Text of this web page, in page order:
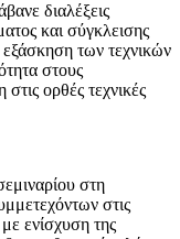
διαλέξεις
και σύγκλεισης
των τεχνικών
στους
ορθές τεχνικές
στη
στις
ενίσχυση της